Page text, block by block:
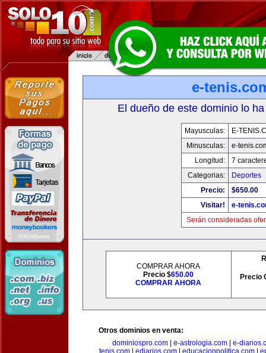
e-
El dueño de este dominio lo
Mayusculas:
E-
Minusculas:
e-
Longitud:
7
Categorias:
Deportes
Precio:
$650.00
Visitar!
e-
Serán consideradas
COMPRAR AHORA
Precio $650.00
COMPRAR AHORA
Precio
Otros dominios en venta:
dominiospro.com
e-astrologia.com
e-
tenis.com
ediarios.com educacionpolitica.com